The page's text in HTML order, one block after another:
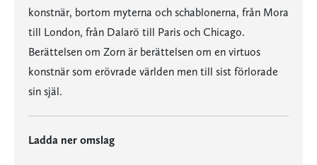
konstnär, bortom myterna och schablonerna, från Mora
till London, från Dalarö till Paris och Chicago.
Berättelsen om Zorn är berättelsen om en virtuos
konstnär som erövrade världen men till sist förlorade
sin själ.
Ladda ner omslag